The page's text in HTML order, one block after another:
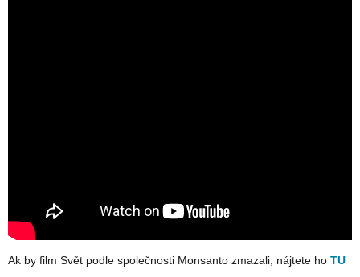
Ak by film Svět podle společnosti Monsanto zmazali, nájtete ho TU